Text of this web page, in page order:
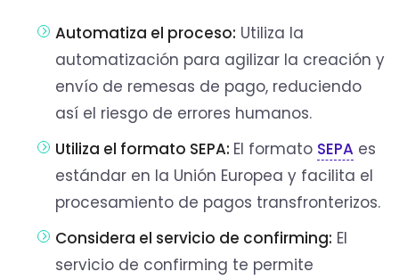
Automatiza el proceso: Utiliza la
automatización para agilizar la creación y
envío de remesas de pago, reduciendo
así el riesgo de errores humanos.
Utiliza el formato SEPA: El formato SEPA es
estándar en la Unión Europea y facilita el
procesamiento de pagos transfronterizos.
Considera el servicio de confirming: El
servicio de confirming te permite